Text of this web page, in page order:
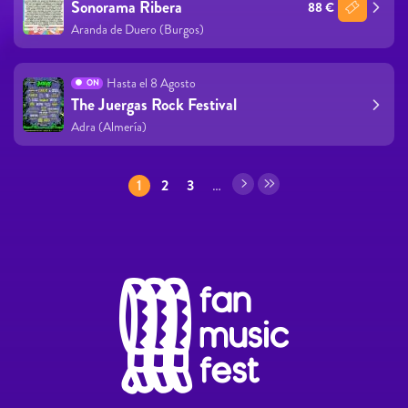
Sonorama Ribera
Aranda de Duero (Burgos)
88 €
ON Hasta el 8 Agosto
The Juergas Rock Festival
Adra (Almería)
1 2 3 …